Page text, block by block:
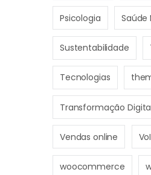
Psicologia Saúde
Sustentabilidade
Tecnologias
Transformação
Vendas online
woocommerce